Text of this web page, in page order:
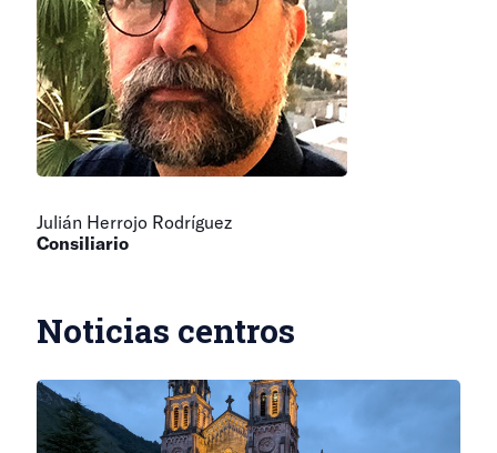
Julián Herrojo Rodríguez
Consiliario
Noticias centros